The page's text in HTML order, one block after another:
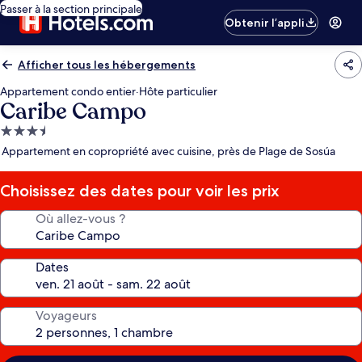
Passer à la section principale
Obtenir l’appli
Afficher tous les hébergements
Appartement condo entier·Hôte particulier
Caribe Campo
Hébergement
3.5 étoiles
Appartement en copropriété avec cuisine, près de Plage de Sosúa
Choisissez des dates pour voir les prix
Où allez-vous ?
Dates
Voyageurs